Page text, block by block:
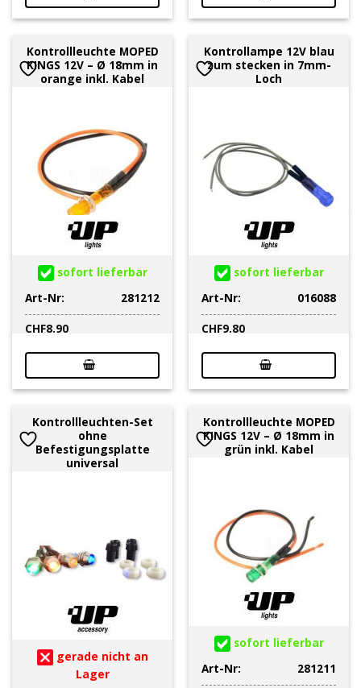
Kontrollleuchte MOPED
KINGS 12V – Ø 18mm in
orange inkl. Kabel
sofort lieferbar
Art-Nr:
281212
CHF8.90
Kontrollampe 12V blau
zum stecken in 7mm-
Loch
sofort lieferbar
Art-Nr:
016088
CHF9.80
Kontrollleuchten-Set
ohne
Befestigungsplatte
universal
gerade nicht an
Lager
Kontrollleuchte MOPED
KINGS 12V – Ø 18mm in
grün inkl. Kabel
sofort lieferbar
Art-Nr:
281211